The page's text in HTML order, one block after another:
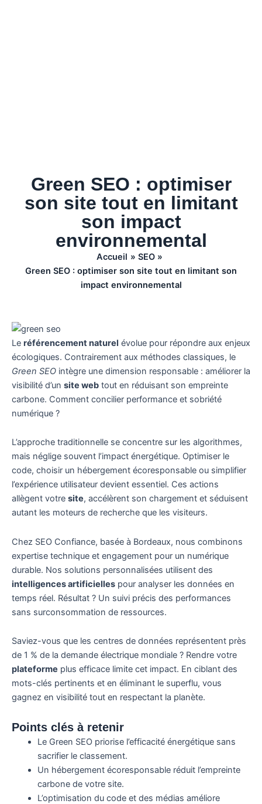
Green SEO : optimiser
son site tout en limitant
son impact
environnemental
Accueil
SEO
Green SEO : optimiser son site tout en limitant son
impact environnemental
Le référencement naturel évolue pour répondre aux enjeux
écologiques. Contrairement aux méthodes classiques, le
Green SEO intègre une dimension responsable : améliorer la
visibilité d’un site web tout en réduisant son empreinte
carbone. Comment concilier performance et sobriété
numérique ?
L’approche traditionnelle se concentre sur les algorithmes,
mais néglige souvent l’impact énergétique. Optimiser le
code, choisir un hébergement écoresponsable ou simplifier
l’expérience utilisateur devient essentiel. Ces actions
allègent votre site, accélèrent son chargement et séduisent
autant les moteurs de recherche que les visiteurs.
Chez SEO Confiance, basée à Bordeaux, nous combinons
expertise technique et engagement pour un numérique
durable. Nos solutions personnalisées utilisent des
intelligences artificielles pour analyser les données en
temps réel. Résultat ? Un suivi précis des performances
sans surconsommation de ressources.
Saviez-vous que les centres de données représentent près
de 1 % de la demande électrique mondiale ? Rendre votre
plateforme plus efficace limite cet impact. En ciblant des
mots-clés pertinents et en éliminant le superflu, vous
gagnez en visibilité tout en respectant la planète.
Points clés à retenir
Le Green SEO priorise l’efficacité énergétique sans
sacrifier le classement.
Un hébergement écoresponsable réduit l’empreinte
carbone de votre site.
L’optimisation du code et des médias améliore